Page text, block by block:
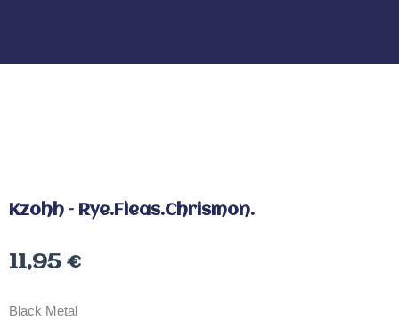
Kzohh – Rye.Fleas.Chrismon.
11,95 €
Black Metal